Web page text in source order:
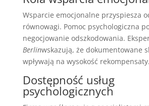
Wsparcie emocjonalne przyspiesza
równowagi. Pomoc psychologiczna
negocjowanie odszkodowania.
Berlinwskazują, że dokumentowane
wpływają na wysokość rekompensaty.
Dostępność usług
psychologicznych